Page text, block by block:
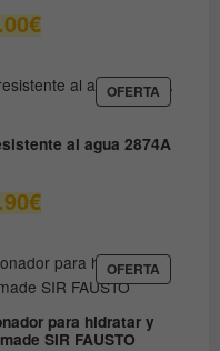
€El
precio
es:
OFERTA
EN
al agua 2874A
€El
precio
es:
19.90€.
OFERTA
EN
para hidratar y
SIR FAUSTO